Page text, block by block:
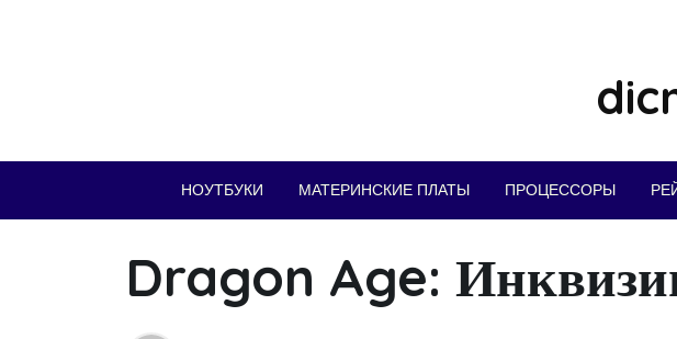
НОУТБУКИ МАТЕРИНСКИЕ ПЛАТЫ ПРОЦЕССОРЫ
Dragon Age: